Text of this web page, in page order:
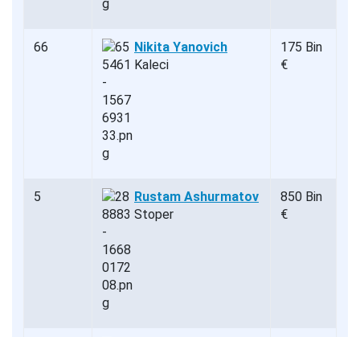
66
Nikita Yanovich
Kaleci
175 Bin
€
5
Rustam Ashurmatov
Stoper
850 Bin
€